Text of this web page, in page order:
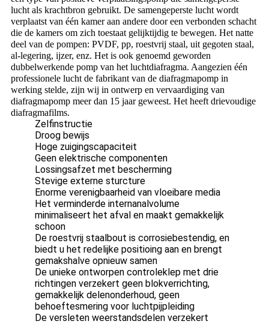
lucht als krachtbron gebruikt. De samengeperste lucht wordt
verplaatst van één kamer aan andere door een verbonden schacht
die de kamers om zich toestaat gelijktijdig te bewegen. Het natte
deel van de pompen: PVDF, pp, roestvrij staal, uit gegoten staal,
al-legering, ijzer, enz. Het is ook genoemd geworden
dubbelwerkende pomp van het luchtdiafragma. Aangezien één
professionele lucht de fabrikant van de diafragmapomp in
werking stelde, zijn wij in ontwerp en vervaardiging van
diafragmapomp meer dan 15 jaar geweest. Het heeft drievoudige
diafragmafilms.
Zelfinstructie
Droog bewijs
Hoge zuigingscapaciteit
Geen elektrische componenten
Lossingsafzet met bescherming
Stevige externe sturcture
Enorme verenigbaarheid van vloeibare media
Het verminderde internanalvolume
minimaliseert het afval en maakt gemakkelijk
schoon
De roestvrij staalbout is corrosiebestendig, en
biedt u het redelijke positioing aan en brengt
gemakshalve opnieuw samen
De unieke ontworpen controleklep met drie
richtingen verzekert geen blokverrichting,
gemakkelijk delenonderhoud, geen
behoeftesmering voor luchtpijpleiding
De versleten weerstandsdelen verzekert